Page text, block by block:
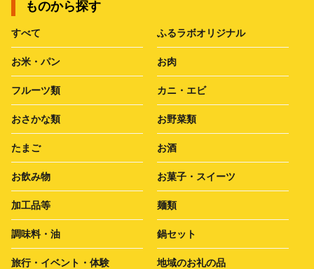
ものから探す
すべて ふるラボオリジナル
お米・パン お肉
フルーツ類 カニ・エビ
おさかな類 お野菜類
たまご お酒
お飲み物 お菓子・スイーツ
加工品等 麺類
調味料・油 鍋セット
旅行・イベント・体験 地域のお礼の品